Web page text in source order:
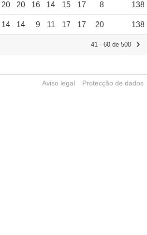
20 20 16 14 15 17 8 138
14 14 9 11 17 17 20 138
41 - 60 de 500
Aviso legal Protecção de dados